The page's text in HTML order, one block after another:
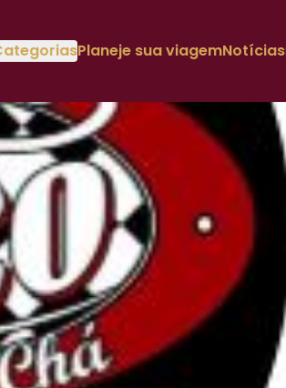
Planeje sua viagemNotícias